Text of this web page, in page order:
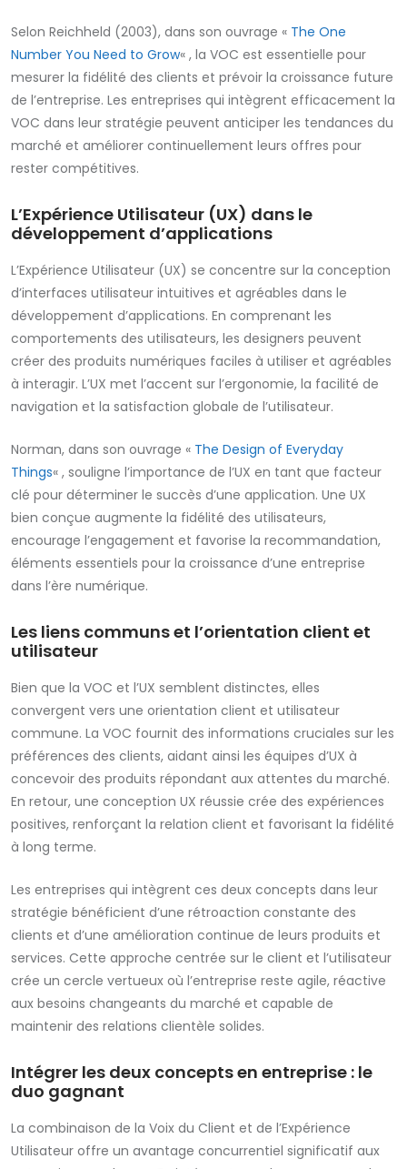
Selon Reichheld (2003), dans son ouvrage « The One
Number You Need to Grow« , la VOC est essentielle pour
mesurer la fidélité des clients et prévoir la croissance future
de l’entreprise. Les entreprises qui intègrent efficacement la
VOC dans leur stratégie peuvent anticiper les tendances du
marché et améliorer continuellement leurs offres pour
rester compétitives.
L’Expérience Utilisateur (UX) dans le
développement d’applications
L’Expérience Utilisateur (UX) se concentre sur la conception
d’interfaces utilisateur intuitives et agréables dans le
développement d’applications. En comprenant les
comportements des utilisateurs, les designers peuvent
créer des produits numériques faciles à utiliser et agréables
à interagir. L’UX met l’accent sur l’ergonomie, la facilité de
navigation et la satisfaction globale de l’utilisateur.
Norman, dans son ouvrage « The Design of Everyday
Things« , souligne l’importance de l’UX en tant que facteur
clé pour déterminer le succès d’une application. Une UX
bien conçue augmente la fidélité des utilisateurs,
encourage l’engagement et favorise la recommandation,
éléments essentiels pour la croissance d’une entreprise
dans l’ère numérique.
Les liens communs et l’orientation client et
utilisateur
Bien que la VOC et l’UX semblent distinctes, elles
convergent vers une orientation client et utilisateur
commune. La VOC fournit des informations cruciales sur les
préférences des clients, aidant ainsi les équipes d’UX à
concevoir des produits répondant aux attentes du marché.
En retour, une conception UX réussie crée des expériences
positives, renforçant la relation client et favorisant la fidélité
à long terme.
Les entreprises qui intègrent ces deux concepts dans leur
stratégie bénéficient d’une rétroaction constante des
clients et d’une amélioration continue de leurs produits et
services. Cette approche centrée sur le client et l’utilisateur
crée un cercle vertueux où l’entreprise reste agile, réactive
aux besoins changeants du marché et capable de
maintenir des relations clientèle solides.
Intégrer les deux concepts en entreprise : le
duo gagnant
La combinaison de la Voix du Client et de l’Expérience
Utilisateur offre un avantage concurrentiel significatif aux